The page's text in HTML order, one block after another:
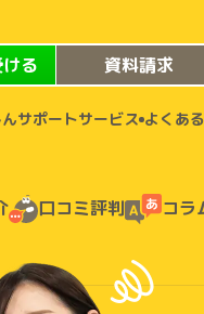
る 資料請求
サポートサービス よくあ
口コミ評判 コラ